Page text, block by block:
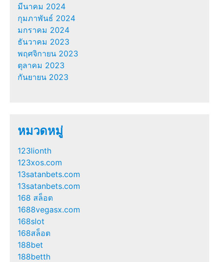
มีนาคม 2024
กุมภาพันธ์ 2024
มกราคม 2024
ธันวาคม 2023
พฤศจิกายน 2023
ตุลาคม 2023
กันยายน 2023
หมวดหมู่
123lionth
123xos.com
13satanbets.com
13satanbets.com
168 สล็อต
1688vegasx.com
168slot
168สล็อต
188bet
188betth